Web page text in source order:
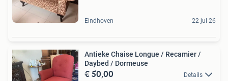
Eindhoven 22 jul 26
Antieke Chaise Longue / Recamier /
Daybed / Dormeuse
€ 50,00 Details